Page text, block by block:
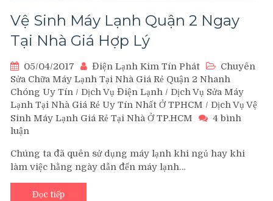
Vệ Sinh Máy Lạnh Quận 2 Ngay
Tại Nhà Giá Hợp Lý
05/04/2017 Điện Lạnh Kim Tín Phát
Chuyên
Sửa Chữa Máy Lạnh Tại Nhà Giá Rẻ Quận 2 Nhanh
Chóng Uy Tín / Dịch Vụ Điện Lạnh / Dịch Vụ Sửa Máy
Lạnh Tại Nhà Giá Rẻ Uy Tín Nhất Ở TPHCM / Dịch Vụ Vệ
Sinh Máy Lạnh Giá Rẻ Tại Nhà Ở TP.HCM
4 bình
luận
Sinh
Máy
Lạnh
Quận
Chúng ta đã quên sử dụng máy lạnh khi ngủ hay khi
làm việc hằng ngày dẫn đến máy lạnh…
Đọc tiếp